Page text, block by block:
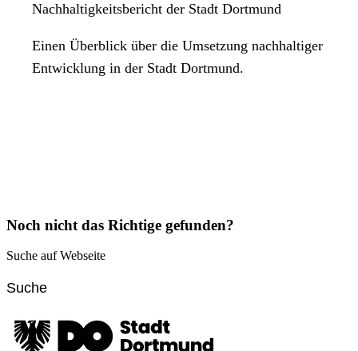
Nachhaltigkeitsbericht der Stadt Dortmund
Einen Überblick über die Umsetzung nachhaltiger
Entwicklung in der Stadt Dortmund.
Noch nicht das Richtige gefunden?
Suche auf Webseite